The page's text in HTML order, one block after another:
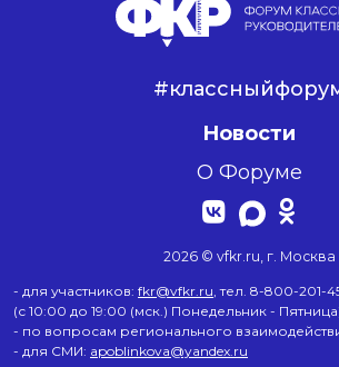
Новости
О Форуме
2026 © vfkr.ru, г. Москва
- для участников: fkr@vfkr.ru, тел. 8-800-201-
(с 10:00 до 19:00 (мск.) Понедельник -
- по вопросам регионального
- для СМИ: apoblinkova@yandex.ru